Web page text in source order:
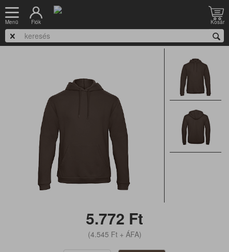
Menü Fiók Kosár
Nyitólap Munkaruházat Pulóver
B&C ID.203 50/50 - kapucnis pulóver
5.772 Ft
(4.545 Ft+ ÁFA)